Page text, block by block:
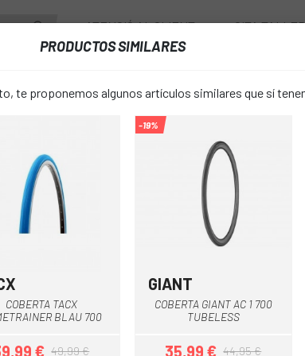
ATENCIÓ AL CLIENT CITA
GIANT GAVIA FONS 1 700 TUBELESS
COBERTA
1 700
Negre
PRODUCTOS SIMILARES
te proponemos algunos artículos similares que sí
COBERTA TACX
BLAU 700
€ 49,99 €
-19%
GIANT
COBERTA GIANT AC 1 700
TUBELESS
35,99 € 44,95 €